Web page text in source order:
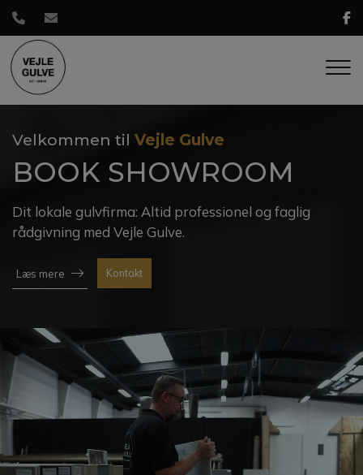
Gå
hovedindhold
Velkommen til Vejle Gulve
BOOK SHOWROOM
Dit lokale gulvfirma: Altid professionel og faglig
rådgivning med Vejle Gulve.
Læs mere Kontakt